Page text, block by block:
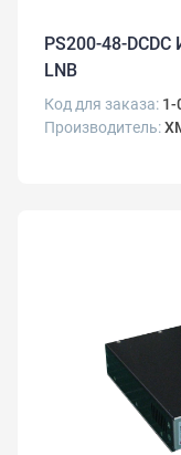
PS200-48-
LNB
Код для заказа: 1-
Производитель: